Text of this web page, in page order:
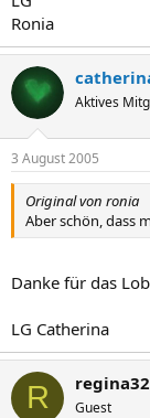
Ronia
Aktives
3 August 2005
Original von ronia
Aber schön, dass
Danke für das
LG Catherina
R regina32
Guest